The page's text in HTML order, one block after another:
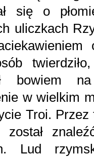
się o
uliczkach
bowiem
w wielkim
Troi.
został
Lud